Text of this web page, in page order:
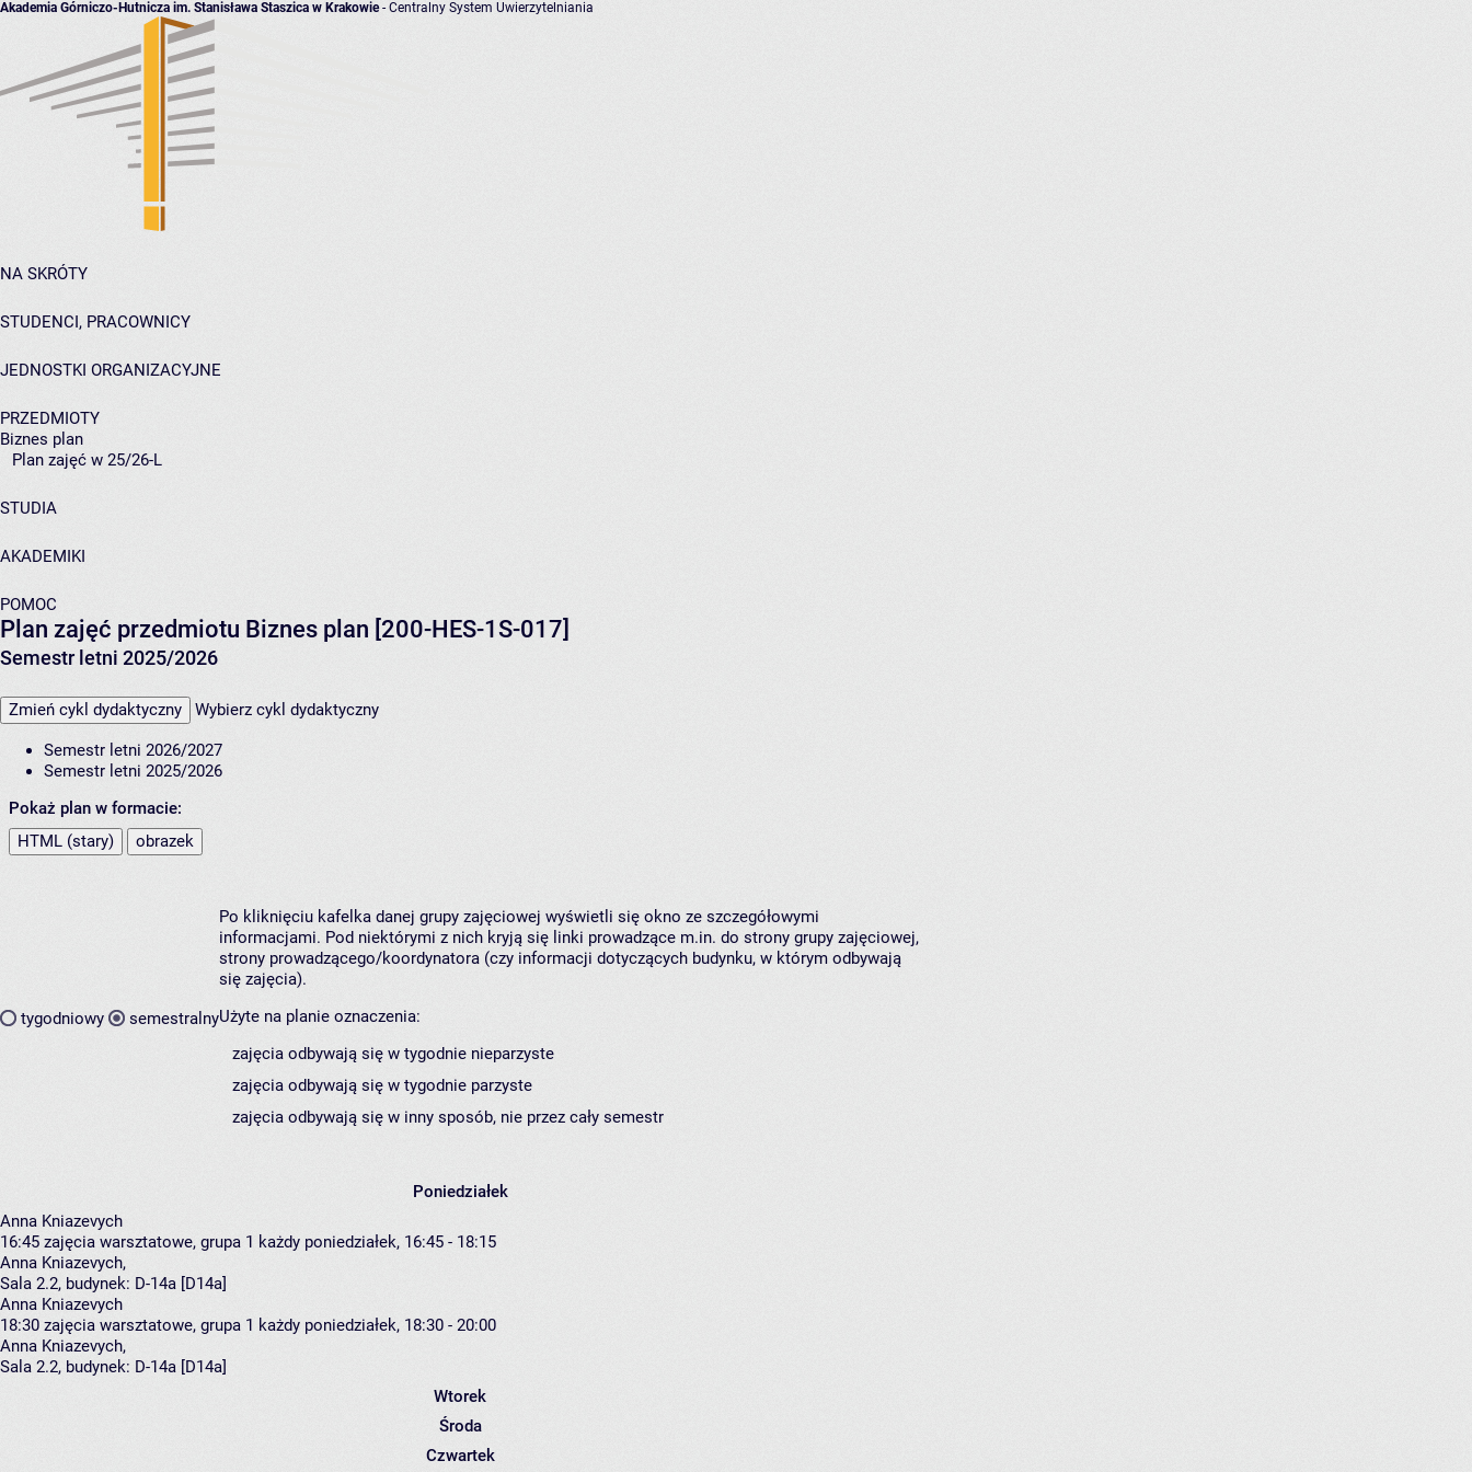
Akademia Górniczo-Hutnicza im. Stanisława Staszica w Krakowie- Centralny System Uwierzytelniania
NA SKRÓTY
STUDENCI, PRACOWNICY
JEDNOSTKI ORGANIZACYJNE
PRZEDMIOTY
Biznes plan
Plan zajęć w 25/26-L
STUDIA
AKADEMIKI
POMOC
Plan zajęć przedmiotu Biznes plan [200-HES-1S-017]
Semestr letni 2025/2026
Zmień cykl dydaktyczny Wybierz cykl dydaktyczny
Semestr letni 2026/2027
Semestr letni 2025/2026
Pokaż plan w formacie:
HTML (stary)
obrazek
tygodniowy semestralny
Po kliknięciu kafelka danej grupy zajęciowej wyświetli się okno ze szczegółowymi
informacjami. Pod niektórymi z nich kryją się linki prowadzące m.in. do strony grupy zajęciowej,
strony prowadzącego/koordynatora (czy informacji dotyczących budynku, w którym odbywają
się zajęcia).
Użyte na planie oznaczenia:
zajęcia odbywają się w tygodnie nieparzyste
zajęcia odbywają się w tygodnie parzyste
zajęcia odbywają się w inny sposób, nie przez cały semestr
Poniedziałek
Anna Kniazevych
16:45 zajęcia warsztatowe, grupa 1 każdy poniedziałek, 16:45 - 18:15
Anna Kniazevych,
Sala 2.2, budynek: D-14a [D14a]
Anna Kniazevych
18:30 zajęcia warsztatowe, grupa 1 każdy poniedziałek, 18:30 - 20:00
Anna Kniazevych,
Sala 2.2, budynek: D-14a [D14a]
Wtorek
Środa
Czwartek